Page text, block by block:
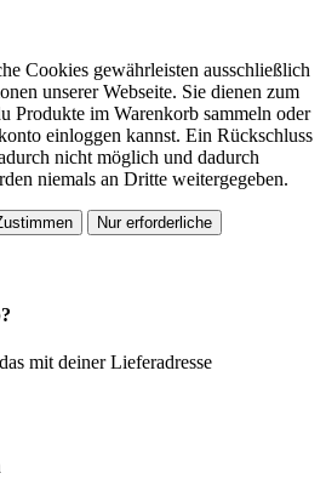
Cookies gewährleisten ausschließlich
unserer Webseite. Sie dienen zum
Produkte im Warenkorb sammeln oder
einloggen kannst. Ein Rückschluss
nicht möglich und dadurch
niemals an Dritte weitergegeben.
Nur erforderliche
mit deiner Lieferadresse